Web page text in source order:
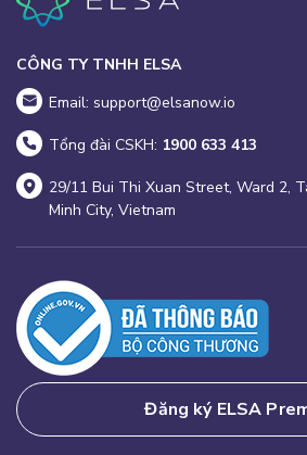
CÔNG TY TNHH ELSA
Email: support@elsanow.io
Tổng đài CSKH: 1900 633 413
29/11 Bui Thi Xuan Street, Ward 2,
Minh City, Vietnam
Đăng ký ELSA